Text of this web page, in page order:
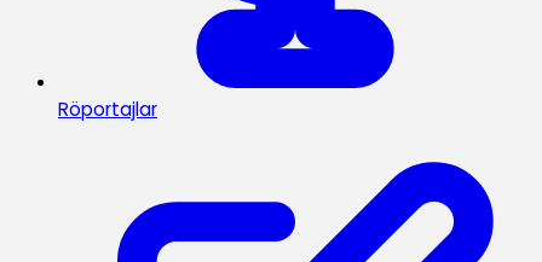
Röportajlar